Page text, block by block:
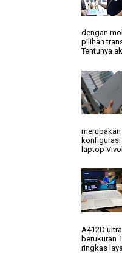
dengan
pilihan
Tentunya
laptop
A412D
berukuran
ringkas